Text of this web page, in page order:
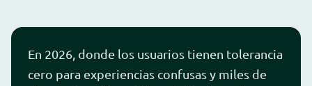
En 2026, donde los usuarios tienen tolerancia
cero para experiencias confusas y miles de